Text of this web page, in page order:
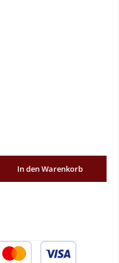
In den Warenkorb